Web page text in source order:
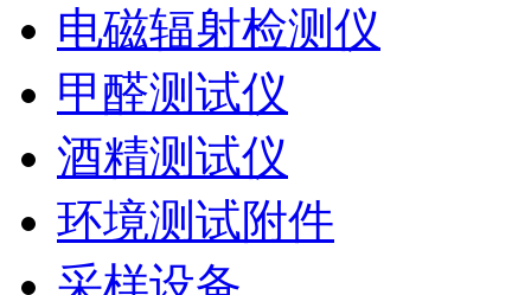
电磁辐射检测仪
甲醛测试仪
酒精测试仪
环境测试附件